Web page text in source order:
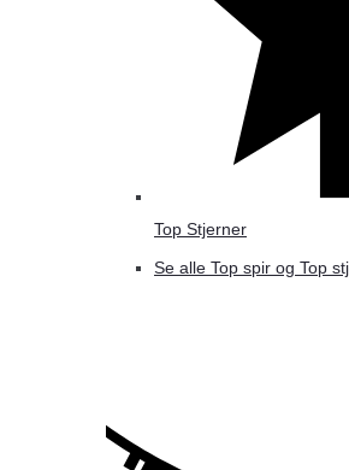
Top Stjerner
Se alle Top spir og Top